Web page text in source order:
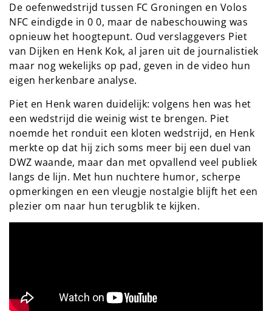
De oefenwedstrijd tussen FC Groningen en Volos
NFC eindigde in 0 0, maar de nabeschouwing was
opnieuw het hoogtepunt. Oud verslaggevers Piet
van Dijken en Henk Kok, al jaren uit de journalistiek
maar nog wekelijks op pad, geven in de video hun
eigen herkenbare analyse.
Piet en Henk waren duidelijk: volgens hen was het
een wedstrijd die weinig wist te brengen. Piet
noemde het ronduit een kloten wedstrijd, en Henk
merkte op dat hij zich soms meer bij een duel van
DWZ waande, maar dan met opvallend veel publiek
langs de lijn. Met hun nuchtere humor, scherpe
opmerkingen en een vleugje nostalgie blijft het een
plezier om naar hun terugblik te kijken.